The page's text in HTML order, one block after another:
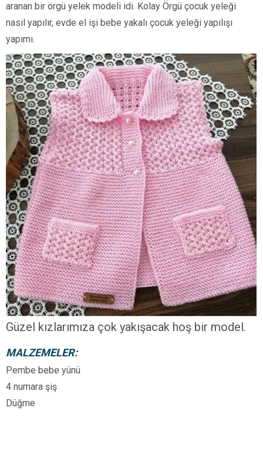
aranan bir örgü yelek modeli idi. Kolay Örgü çocuk yeleği
nasıl yapılır, evde el işi bebe yakalı çocuk yeleği yapılışı
yapımı.
Güzel kızlarımıza çok yakışacak hoş bir model.
MALZEMELER:
Pembe bebe yünü
4 numara şiş
Düğme